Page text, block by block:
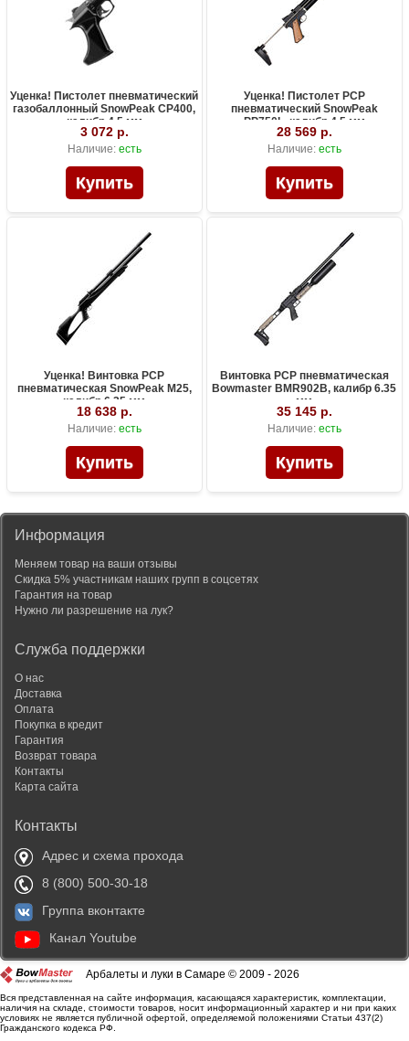
Уценка! Пистолет пневматический
газобаллонный SnowPeak CP400,
калибр 4.5 мм
3 072 р.
Наличие: есть
Уценка! Пистолет PCP
пневматический SnowPeak
PP750L, калибр 4.5 мм
28 569 р.
Наличие: есть
Уценка! Винтовка PCP
пневматическая SnowPeak M25,
калибр 6.35 мм
18 638 р.
Наличие: есть
Винтовка PCP пневматическая
Bowmaster BMR902B, калибр 6.35
мм
35 145 р.
Наличие: есть
Информация
Меняем товар на ваши отзывы
Скидка 5% участникам наших групп в соцсетях
Гарантия на товар
Нужно ли разрешение на лук?
Служба поддержки
О нас
Доставка
Оплата
Покупка в кредит
Гарантия
Возврат товара
Контакты
Карта сайта
Контакты
Адрес и схема прохода
8 (800) 500-30-18
Группа вконтакте
Канал Youtube
Арбалеты и луки в Самаре © 2009 - 2026
Вся представленная на сайте информация, касающаяся характеристик, комплектации,
наличия на складе, стоимости товаров, носит информационный характер и ни при каких
условиях не является публичной офертой, определяемой положениями Статьи 437(2)
Гражданского кодекса РФ.